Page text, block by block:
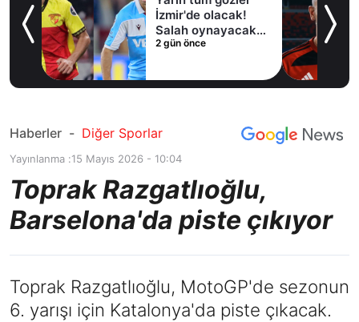
İzmir'de olacak!
Salah oynayacak
mı?
2 gün önce
Haberler - Diğer Sporlar
Yayınlanma :15 Mayıs 2026 - 10:04
Toprak Razgatlıoğlu,
Barselona'da piste çıkıyor
Toprak Razgatlıoğlu, MotoGP'de sezonun
6. yarışı için Katalonya'da piste çıkacak.